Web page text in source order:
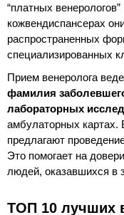
“платных
кожвендиспансерах
распространенных
специализированных
Прием венеролога
фамилия
лабораторных
амбулаторных картах.
предлагают
Это помогает на
людей, оказавшихся в
ТОП 10 лучших